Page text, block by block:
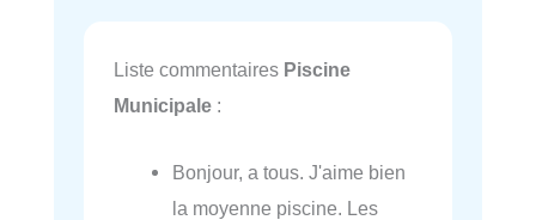
Liste commentaires Piscine
Municipale :
Bonjour, a tous. J'aime bien
la moyenne piscine. Les